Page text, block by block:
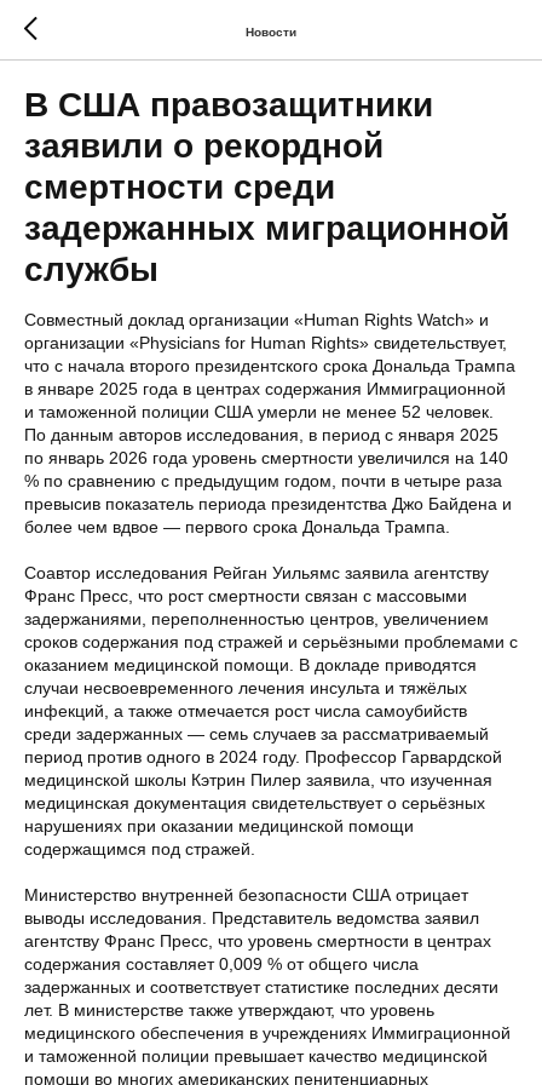
Новости
В США правозащитники
заявили о рекордной
смертности среди
задержанных миграционной
службы
Совместный доклад организации «Human Rights Watch» и
организации «Physicians for Human Rights» свидетельствует,
что с начала второго президентского срока Дональда Трампа
в январе 2025 года в центрах содержания Иммиграционной
и таможенной полиции США умерли не менее 52 человек.
По данным авторов исследования, в период с января 2025
по январь 2026 года уровень смертности увеличился на 140
% по сравнению с предыдущим годом, почти в четыре раза
превысив показатель периода президентства Джо Байдена и
более чем вдвое — первого срока Дональда Трампа.
Соавтор исследования Рейган Уильямс заявила агентству
Франс Пресс, что рост смертности связан с массовыми
задержаниями, переполненностью центров, увеличением
сроков содержания под стражей и серьёзными проблемами с
оказанием медицинской помощи. В докладе приводятся
случаи несвоевременного лечения инсульта и тяжёлых
инфекций, а также отмечается рост числа самоубийств
среди задержанных — семь случаев за рассматриваемый
период против одного в 2024 году. Профессор Гарвардской
медицинской школы Кэтрин Пилер заявила, что изученная
медицинская документация свидетельствует о серьёзных
нарушениях при оказании медицинской помощи
содержащимся под стражей.
Министерство внутренней безопасности США отрицает
выводы исследования. Представитель ведомства заявил
агентству Франс Пресс, что уровень смертности в центрах
содержания составляет 0,009 % от общего числа
задержанных и соответствует статистике последних десяти
лет. В министерстве также утверждают, что уровень
медицинского обеспечения в учреждениях Иммиграционной
и таможенной полиции превышает качество медицинской
помощи во многих американских пенитенциарных